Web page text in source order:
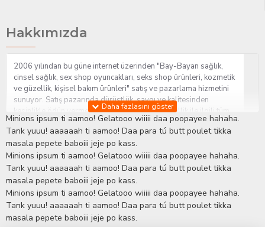
Hakkımızda
2006 yılından bu güne internet üzerinden "Bay-Bayan sağlık,
cinsel sağlık, sex shop oyuncakları, seks shop ürünleri, kozmetik
ve güzellik, kişisel bakım ürünleri" satış ve pazarlama hizmetini
sunuyor. Satış pazarında dürüstlük, saygı ve kalitesinden
kesinlikle ödün vermeden hizmet sağlık ve güzellik ile ilgili tüm
sorularınıza anında cevap verebilen Yetkin ve uzman kadrosu ile
ihtiyaçlarınızı en uygun fiyat ve taksit seçenekleriyle karşılıyor.
İstanbul beylikdüzü Erotik Shop sitemizde insan odaklı çalışma
stratejimiz ile müşterilerimizin yaşamlarında mutlu, sağlıklı ve
bakımlı olmaları için onlara sağlık ve güzellik danışmanlığı
sağlıyoruz.Sex ShopAlışveriş sitemiz Erotik Shop sektöründeki
gelişmeleri ve yenilikleri çok yakından takip etmesi, yaklaşık
5000'e yakın geniş ürün yelpazesi ile Türkiye'de bu sektörde
kendi alanımızda en geniş ürün gurubuna sahip ender
mağazalardan biri olması, müşteri memnuniyetini her zaman ön
Minions ipsum ti aamoo! Gelatooo wiiiii daa poopayee hahaha.
Tank yuuu! aaaaaah ti aamoo! Daa para tú butt poulet tikka
masala pepete baboiii jeje po kass.
Minions ipsum ti aamoo! Gelatooo wiiiii daa poopayee hahaha.
Tank yuuu! aaaaaah ti aamoo! Daa para tú butt poulet tikka
masala pepete baboiii jeje po kass.
Minions ipsum ti aamoo! Gelatooo wiiiii daa poopayee hahaha.
Tank yuuu! aaaaaah ti aamoo! Daa para tú butt poulet tikka
masala pepete baboiii jeje po kass.